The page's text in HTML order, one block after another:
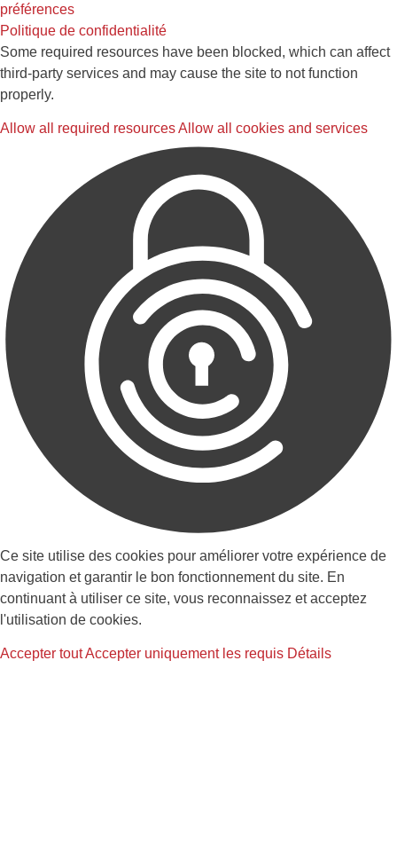
préférences
Politique de confidentialité
Some required resources have been blocked, which can affect
third-party services and may cause the site to not function
properly.
Allow all required resourcesAllow all cookies and services
Ce site utilise des cookies pour améliorer votre expérience de
navigation et garantir le bon fonctionnement du site. En
continuant à utiliser ce site, vous reconnaissez et acceptez
l'utilisation de cookies.
Accepter toutAccepter uniquement les requis Détails